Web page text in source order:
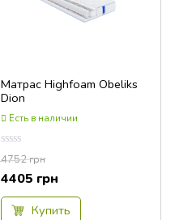
Матрас Highfoam Obeliks
Dion
Есть в наличии
Оценка
0.00
из
5
4752грн
4405 грн
Купить